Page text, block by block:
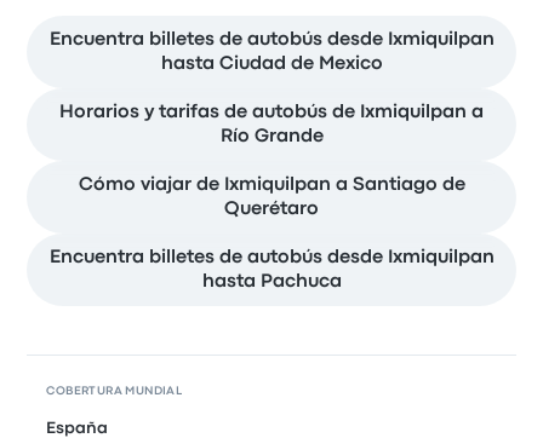
Encuentra billetes de autobús desde Ixmiquilpan
hasta Ciudad de Mexico
Horarios y tarifas de autobús de Ixmiquilpan a
Río Grande
Cómo viajar de Ixmiquilpan a Santiago de
Querétaro
Encuentra billetes de autobús desde Ixmiquilpan
hasta Pachuca
COBERTURA MUNDIAL
España